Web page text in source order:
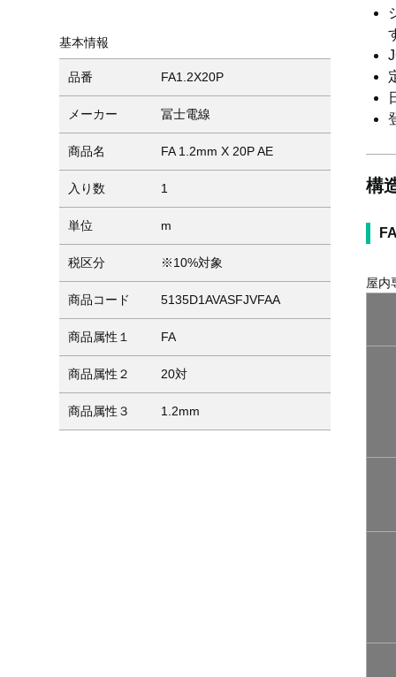
基本情報
品番 FA1.2X20P
メーカー 冨士電線
商品名 FA 1.2mm X 20P AE
入り数 1
単位 m
税区分 ※10%対象
商品コード 5135D1AVASFJVFAA
商品属性１ FA
商品属性２ 20対
商品属性３ 1.2mm
構
屋内